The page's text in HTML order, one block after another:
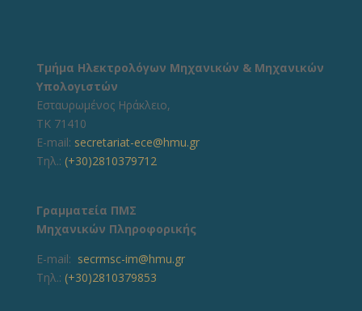
Τμήμα Ηλεκτρολόγων Μηχανικών & Μηχανικών
Υπολογιστών
Εσταυρωμένος Ηράκλειο,
ΤΚ 71410
E-mail: secretariat-ece@hmu.gr
Τηλ.: (+30)2810379712
Γραμματεία ΠΜΣ
Μηχανικών Πληροφορικής
E-mail: secrmsc-im@hmu.gr
Τηλ.: (+30)2810379853